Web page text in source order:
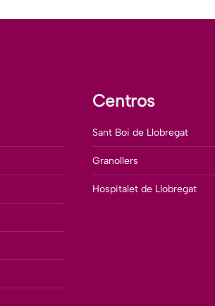
Centros
Sant Boi de Llobregat
Granollers
Hospitalet de Llobregat